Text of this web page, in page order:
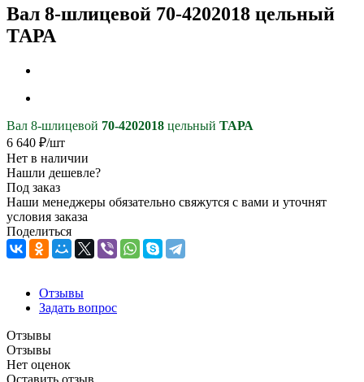
Вал 8-шлицевой 70-4202018 цельный
ТАРА
Вал 8-шлицевой 70-4202018 цельный ТАРА
6 640 ₽/шт
Нет в наличии
Нашли дешевле?
Под заказ
Наши менеджеры обязательно свяжутся с вами и уточнят
условия заказа
Поделиться
Отзывы
Задать вопрос
Отзывы
Отзывы
Нет оценок
Оставить отзыв